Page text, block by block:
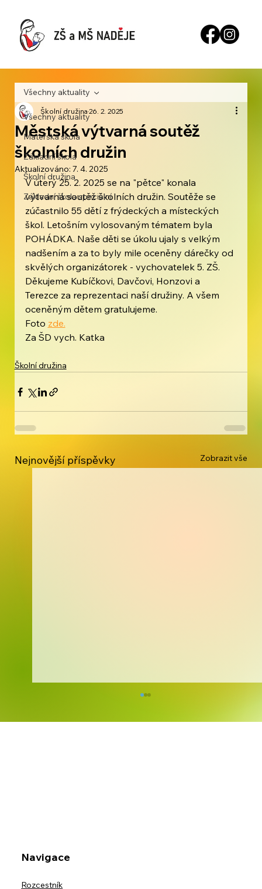
Všechny aktuality
Mateřská škola
Základní škola
Školní družina
Základní škola speciální
Všechny aktuality
Městská výtvarná soutěž
školních družin
Školní družina26. 2. 2025
Aktualizováno: 7. 4. 2025
V úterý 25. 2. 2025 se na "pětce" konala
výtvarná soutěž školních družin. Soutěže se
zúčastnilo 55 dětí z frýdeckých a místeckých
škol. Letošním vylosovaným tématem byla
POHÁDKA. Naše děti se úkolu ujaly s velkým
nadšením a za to byly mile oceněny dárečky od
skvělých organizátorek - vychovatelek 5. ZŠ.
Děkujeme Kubíčkovi, Davčovi, Honzovi a
Terezce za reprezentaci naší družiny. A všem
oceněným dětem gratulujeme.
Foto zde.
Za ŠD vych. Katka
Školní družina
Nejnovější příspěvky Zobrazit vše
Navigace
Rozcestník